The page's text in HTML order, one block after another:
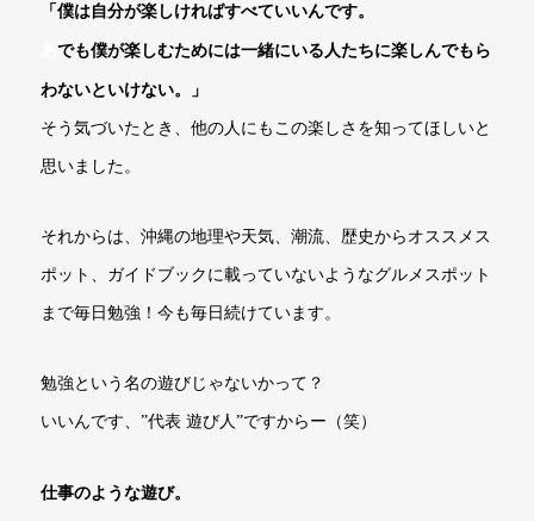
「僕は自分が楽しければすべていいんです。
でも僕が楽しむためには一緒にいる人たちに楽しんでもら
わないといけない。」
そう気づいたとき、他の人にもこの楽しさを知ってほしいと
思いました。
それからは、沖縄の地理や天気、潮流、歴史からオススメス
ポット、ガイドブックに載っていないようなグルメスポット
まで毎日勉強！今も毎日続けています。
勉強という名の遊びじゃないかって？
いいんです、”代表 遊び人”ですからー（笑）
仕事のような遊び。